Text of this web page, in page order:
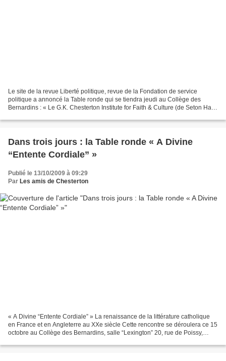
Le site de la revue Liberté politique, revue de la Fondation de service
politique a annoncé la Table ronde qui se tiendra jeudi au Collège des
Bernardins : « Le G.K. Chesterton Institute for Faith & Culture (de Seton Hall
Dans trois jours : la Table ronde « A Divine
“Entente Cordiale” »
Publié le 13/10/2009 à 09:29
Par Les amis de Chesterton
« A Divine “Entente Cordiale” » La renaissance de la littérature catholique
en France et en Angleterre au XXe siècle Cette rencontre se déroulera ce 15
octobre au Collège des Bernardins, salle “Lexington” 20, rue de Poissy,